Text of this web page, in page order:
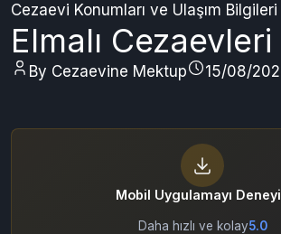
Cezaevi Konumları ve Ulaşım Bilgileri
Elmalı Cezaevleri
By Cezaevine Mektup 15/08/
Mobil Uygulamayı
Daha hızlı ve kolay5.0